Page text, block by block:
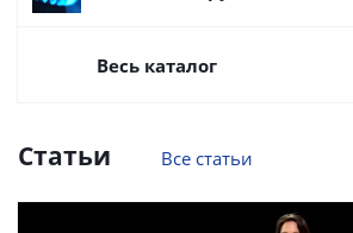
Весь каталог
Статьи Все статьи